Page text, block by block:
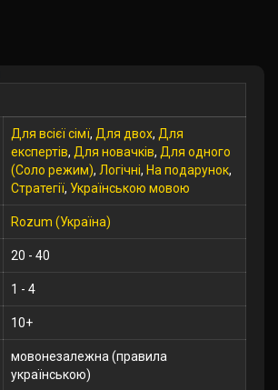
Для всієї сімї, Для двох, Для
експертів, Для новачків, Для одного
(Соло режим), Логічні, На подарунок,
Стратегії, Українською мовою
Rozum (Україна)
20 - 40
1 - 4
10+
мовонезалежна (правила
українською)